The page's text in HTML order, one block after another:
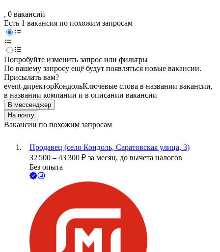
, 0 вакансий
Есть 1 вакансия по похожим запросам
Попробуйте изменить запрос или фильтры
По вашему запросу ещё будут появляться новые вакансии.
Присылать вам?
event-директорКондольКлючевые слова в названии вакансии,
в названии компании и в описании вакансии
В мессенджер
На почту
Вакансии по похожим запросам
Продавец (село Кондоль, Саратовская улица, 3)
32 500 – 43 300 ₽ за месяц, до вычета налогов
Без опыта